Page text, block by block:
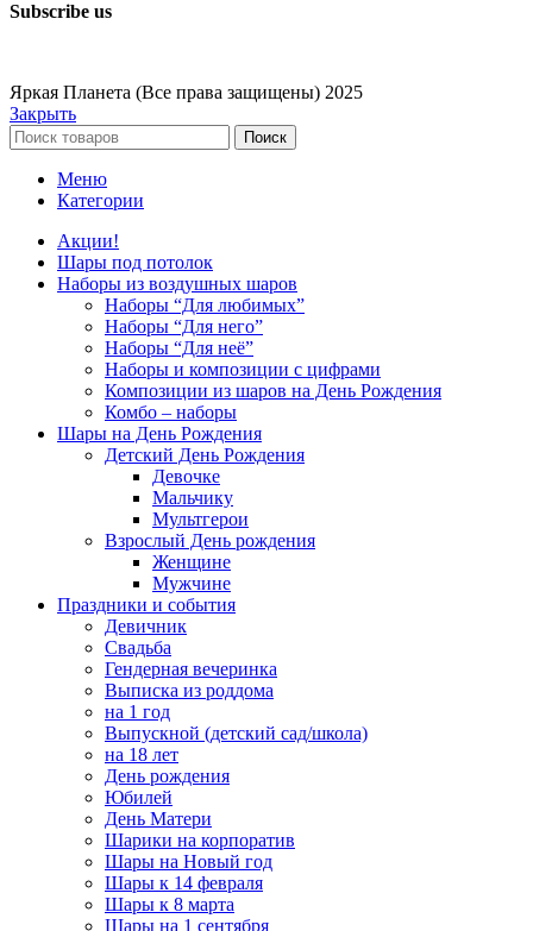
Subscribe us
Яркая Планета (Все права защищены) 2025
Закрыть
Поиск
Меню
Категории
Акции!
Шары под потолок
Наборы из воздушных шаров
Наборы “Для любимых”
Наборы “Для него”
Наборы “Для неё”
Наборы и композиции с цифрами
Композиции из шаров на День Рождения
Комбо – наборы
Шары на День Рождения
Детский День Рождения
Девочке
Мальчику
Мультгерои
Взрослый День рождения
Женщине
Мужчине
Праздники и события
Девичник
Свадьба
Гендерная вечеринка
Выписка из роддома
на 1 год
Выпускной (детский сад/школа)
на 18 лет
День рождения
Юбилей
День Матери
Шарики на корпоратив
Шары на Новый год
Шары к 14 февраля
Шары к 8 марта
Шары на 1 сентября